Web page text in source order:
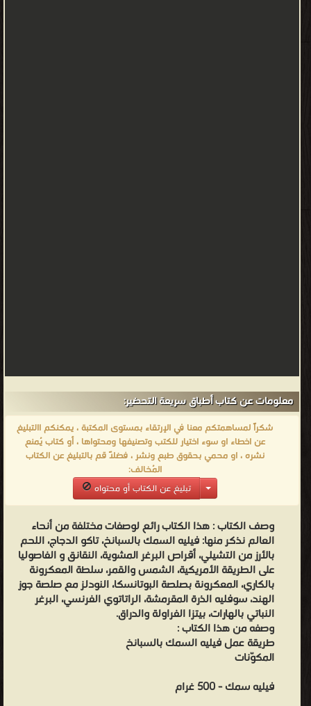
معلومات عن كتاب أطباق سريعة التحضير:
شكراً لمساهمتكم معنا في الإرتقاء بمستوى المكتبة ، يمكنكم االتبليغ
عن اخطاء او سوء اختيار للكتب وتصنيفها ومحتواها ، أو كتاب يُمنع
نشره ، او محمي بحقوق طبع ونشر ، فضلاً قم بالتبليغ عن الكتاب
المُخالف:
تبليغ عن الكتاب أو محتواه
وصف الكتاب :هذا الكتاب رائع لوصفات مختلفة من أنحاء
العالم نذكر منها: فيليه السمك بالسبانخ، تاكو الدجاج، اللحم
بالأرز من التشيلي، أقراص البرغر المشوية، النقانق و الفاصوليا
على الطريقة الأمريكية، الشمس والقمر، سلطة المعكرونة
بالكاري، المعكرونة بصلصة البوتانسكا، النودلز مع صلصة جوز
الهند، سوفليه الذرة المقرمشة، الراتاتوي الفرنسي، البرغر
النباتي بالهارات، بيتزا الفراولة والدراق.
وصفه من هذا الكتاب :
طريقة عمل فيليه السمك بالسبانخ
المكوّنات
فيليه سمك - 500 غرام